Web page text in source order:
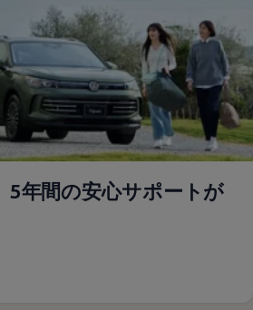
正部品
スワーゲン純正部品のメリット
検
検
オイルおよびフルード類
に関するサポート
クスワーゲンサービス
5年間の安心サポートが